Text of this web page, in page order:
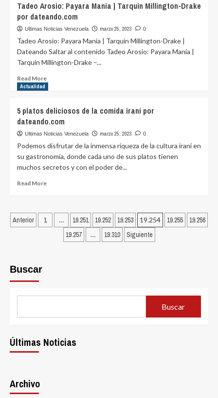
Héctor
Andrés
Obregón
por
dateando.com
noticias
regionales
de
Cavececo
dateando.com
Tadeo Arosio: Payara Mania | Tarquin Millington-Drake
por dateando.com
Ultimas Noticias Venezuela marzo 25, 2023 0
Tadeo Arosio: Payara Mania | Tarquin Millington-Drake |
Dateando Saltar al contenido Tadeo Arosio: Payara Mania |
Tarquin Millington-Drake –...
Read MoreRead
Arosio:
Payara
Mania
Millington-
Drake
Actualidad
5 platos deliciosos de la comida iraní por
dateando.com
Ultimas Noticias Venezuela marzo 25, 2023 0
Podemos disfrutar de la inmensa riqueza de la cultura iraní en
su gastronomía, donde cada uno de sus platos tienen
muchos secretos y con el poder de...
Read MoreRead
deliciosos
Posts
pagination
Anterior 1 … 19.251 19.252 19.253 19.254 19.255
19.256
19.257
… 19.310 Siguiente
Buscar
Buscar
Últimas Noticias
Archivo